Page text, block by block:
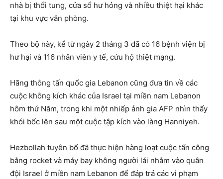
nhà bị thổi tung, cửa sổ hư hỏng và nhiều thiệt hại khác
tại khu vực văn phòng.
Theo bộ này, kể từ ngày 2 tháng 3 đã có 16 bệnh viện bị
hư hại và 116 nhân viên y tế, cứu hộ thiệt mạng.
Hãng thông tấn quốc gia Lebanon cũng đưa tin về các
cuộc không kích khác của Israel tại miền nam Lebanon
hôm thứ Năm, trong khi một nhiếp ảnh gia AFP nhìn thấy
khói bốc lên sau một cuộc tập kích vào làng Hanniyeh.
Hezbollah tuyên bố đã thực hiện hàng loạt cuộc tấn công
bằng rocket và máy bay không người lái nhằm vào quân
đội Israel ở miền nam Lebanon để đáp trả các vi phạm